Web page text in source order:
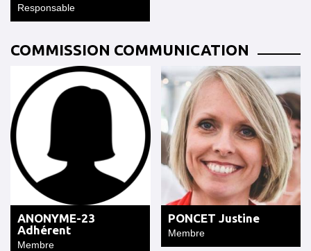
Responsable
COMMISSION COMMUNICATION
ANONYME-23
Adhérent
Membre
PONCET Justine
Membre